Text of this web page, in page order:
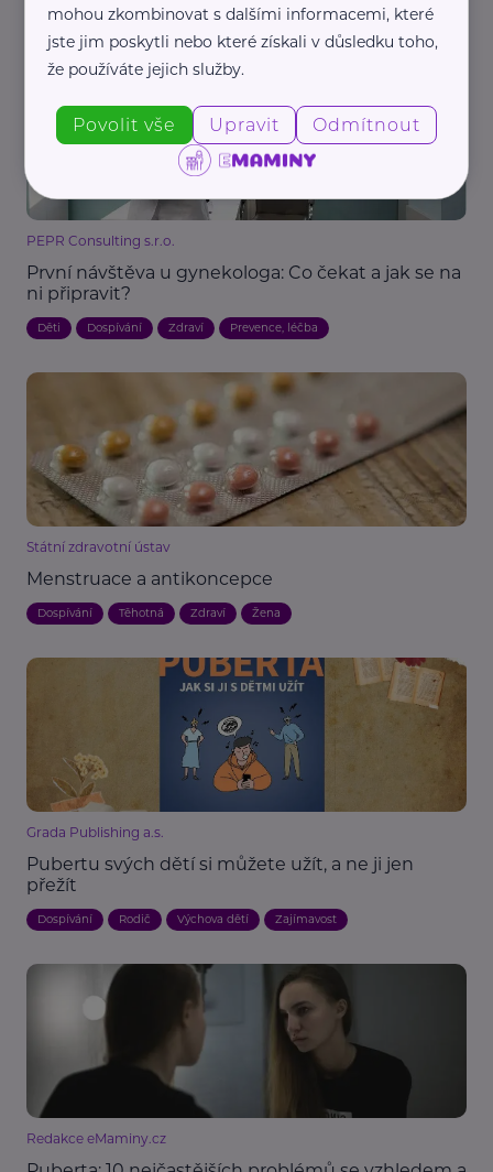
Dospívání Krása Prevence, léčba Výživa Zdraví Terapie
PEPR Consulting s.r.o.
První návštěva u gynekologa: Co čekat a jak se na
ni připravit?
Děti Dospívání Zdraví Prevence, léčba
Státní zdravotní ústav
Menstruace a antikoncepce
Dospívání Těhotná Zdraví Žena
Grada Publishing a.s.
Pubertu svých dětí si můžete užít, a ne ji jen
přežít
Dospívání Rodič Výchova dětí Zajímavost
Redakce eMaminy.cz
mohou zkombinovat s dalšími informacemi, které
jste jim poskytli nebo které získali v důsledku toho,
že používáte jejich služby.
Povolit vše Upravit Odmítnout